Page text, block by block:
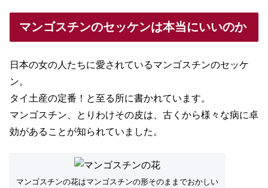
マンゴスチンのセッケンは本当にいいのか
日本の女の人たちに愛されているマンゴスチンのセッケ
ン。
タイ土産の定番！と至る所に書かれています。
マンゴスチン、とりわけその皮は、古くから様々な病に卓
効があることが知られていました。
マンゴスチンの花はマンゴスチンの形そのままでおかしい